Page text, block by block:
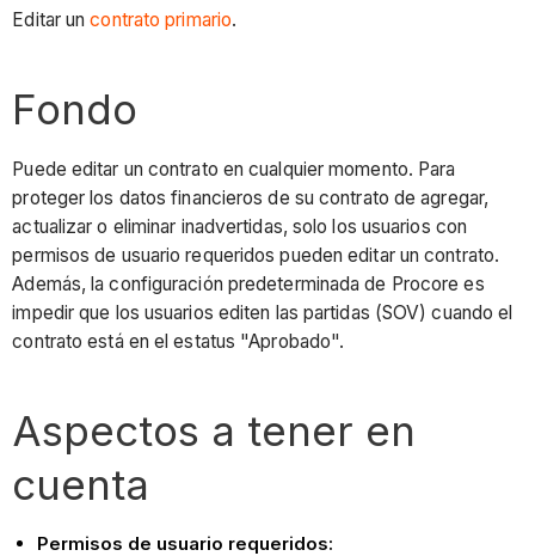
Editar uncontrato primario.
Fondo
Puede editar un contrato en cualquier momento. Para
proteger los datos financieros de su contrato de agregar,
actualizar o eliminar inadvertidas, solo los usuarios con
permisos de usuario requeridos pueden editar un contrato.
Además, la configuración predeterminada de Procore es
impedir que los usuarios editen las partidas (SOV) cuando el
contrato está en el estatus "Aprobado".
Aspectos a tener en
cuenta
Permisos de usuario requeridos: